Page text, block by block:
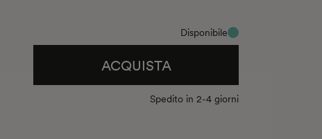
artificiale, emerge ancora in
meglio la macchina diventa così un
ACQUISTA
Spedito in 2-4 giorni
Disponibile